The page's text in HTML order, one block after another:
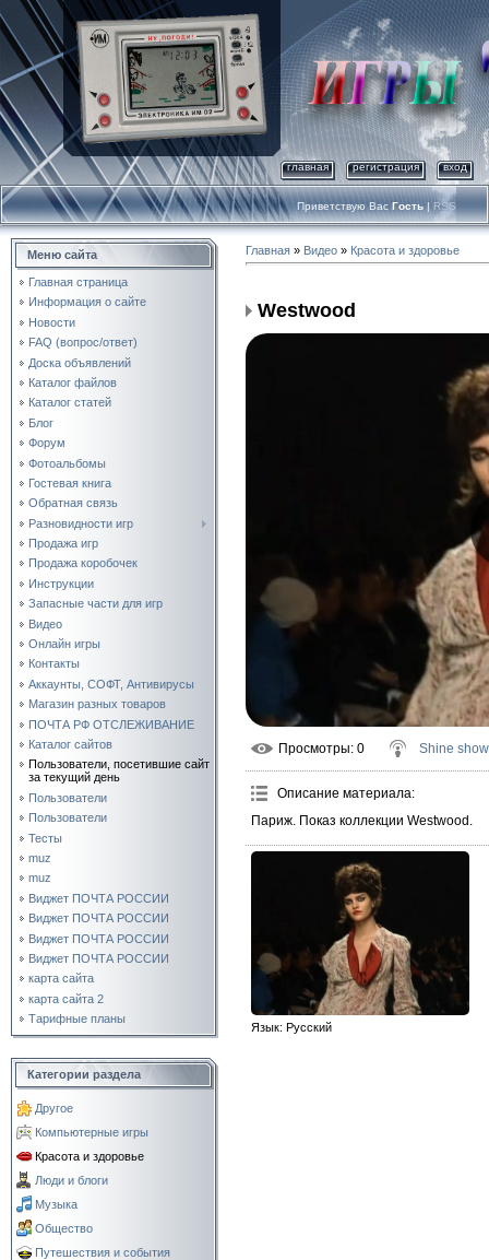
главная регистрация вход
Приветствую Вас Гость | RSS
Меню сайта
Главная страница
Информация о сайте
Новости
FAQ (вопрос/ответ)
Доска объявлений
Каталог файлов
Каталог статей
Блог
Форум
Фотоальбомы
Гостевая книга
Обратная связь
Разновидности игр
Продажа игр
Продажа коробочек
Инструкции
Запасные части для игр
Видео
Онлайн игры
Контакты
Аккаунты, СОФТ, Антивирусы
Магазин разных товаров
ПОЧТА РФ ОТСЛЕЖИВАНИЕ
Каталог сайтов
Пользователи, посетившие сайт
за текущий день
Пользователи
Пользователи
Тесты
muz
muz
Виджет ПОЧТА РОССИИ
Виджет ПОЧТА РОССИИ
Виджет ПОЧТА РОССИИ
Виджет ПОЧТА РОССИИ
карта сайта
карта сайта 2
Тарифные планы
Категории раздела
Другое
Компьютерные игры
Красота и здоровье
Люди и блоги
Музыка
Общество
Путешествия и события
Главная » Видео » Красота и здоровье
Westwood
Просмотры: 0 Shine show
Описание материала:
Париж. Показ коллекции Westwood.
Язык: Русский